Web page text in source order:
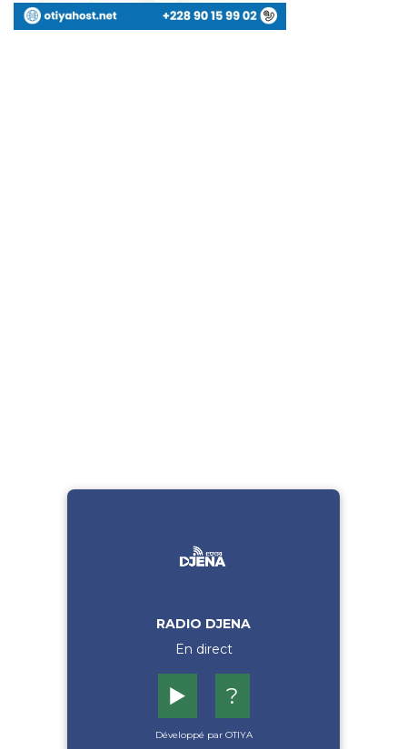
RADIO DJENA
En direct
▶️ ?
Développé par OTIYA